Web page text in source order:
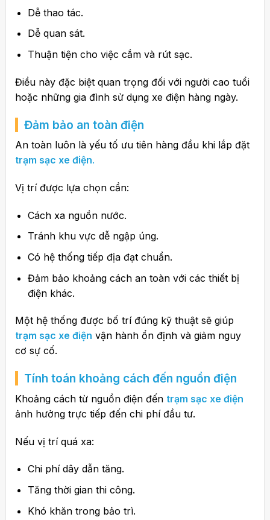
Dễ thao tác.
Dễ quan sát.
Thuận tiện cho việc cắm và rút sạc.
Điều này đặc biệt quan trọng đối với người cao tuổi
hoặc những gia đình sử dụng xe điện hàng ngày.
Đảm bảo an toàn điện
An toàn luôn là yếu tố ưu tiên hàng đầu khi lắp đặt
trạm sạc xe điện.
Vị trí được lựa chọn cần:
Cách xa nguồn nước.
Tránh khu vực dễ ngập úng.
Có hệ thống tiếp địa đạt chuẩn.
Đảm bảo khoảng cách an toàn với các thiết bị
điện khác.
Một hệ thống được bố trí đúng kỹ thuật sẽ giúp
trạm sạc xe điện vận hành ổn định và giảm nguy
cơ sự cố.
Tính toán khoảng cách đến nguồn điện
Khoảng cách từ nguồn điện đến trạm sạc xe điện
ảnh hưởng trực tiếp đến chi phí đầu tư.
Nếu vị trí quá xa:
Chi phí dây dẫn tăng.
Tăng thời gian thi công.
Khó khăn trong bảo trì.